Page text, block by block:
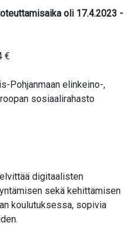
oli 17.4.2023 -
€
Pohjanmaan elinkeino-,
sosiaalirahasto
digitaalisten
sekä kehittämisen
koulutuksessa, sopivia